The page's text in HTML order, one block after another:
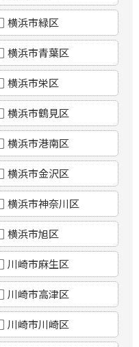
横浜市緑区
横浜市青葉区
横浜市栄区
横浜市鶴見区
横浜市港南区
横浜市金沢区
横浜市神奈川区
横浜市旭区
川崎市麻生区
川崎市高津区
川崎市川崎区